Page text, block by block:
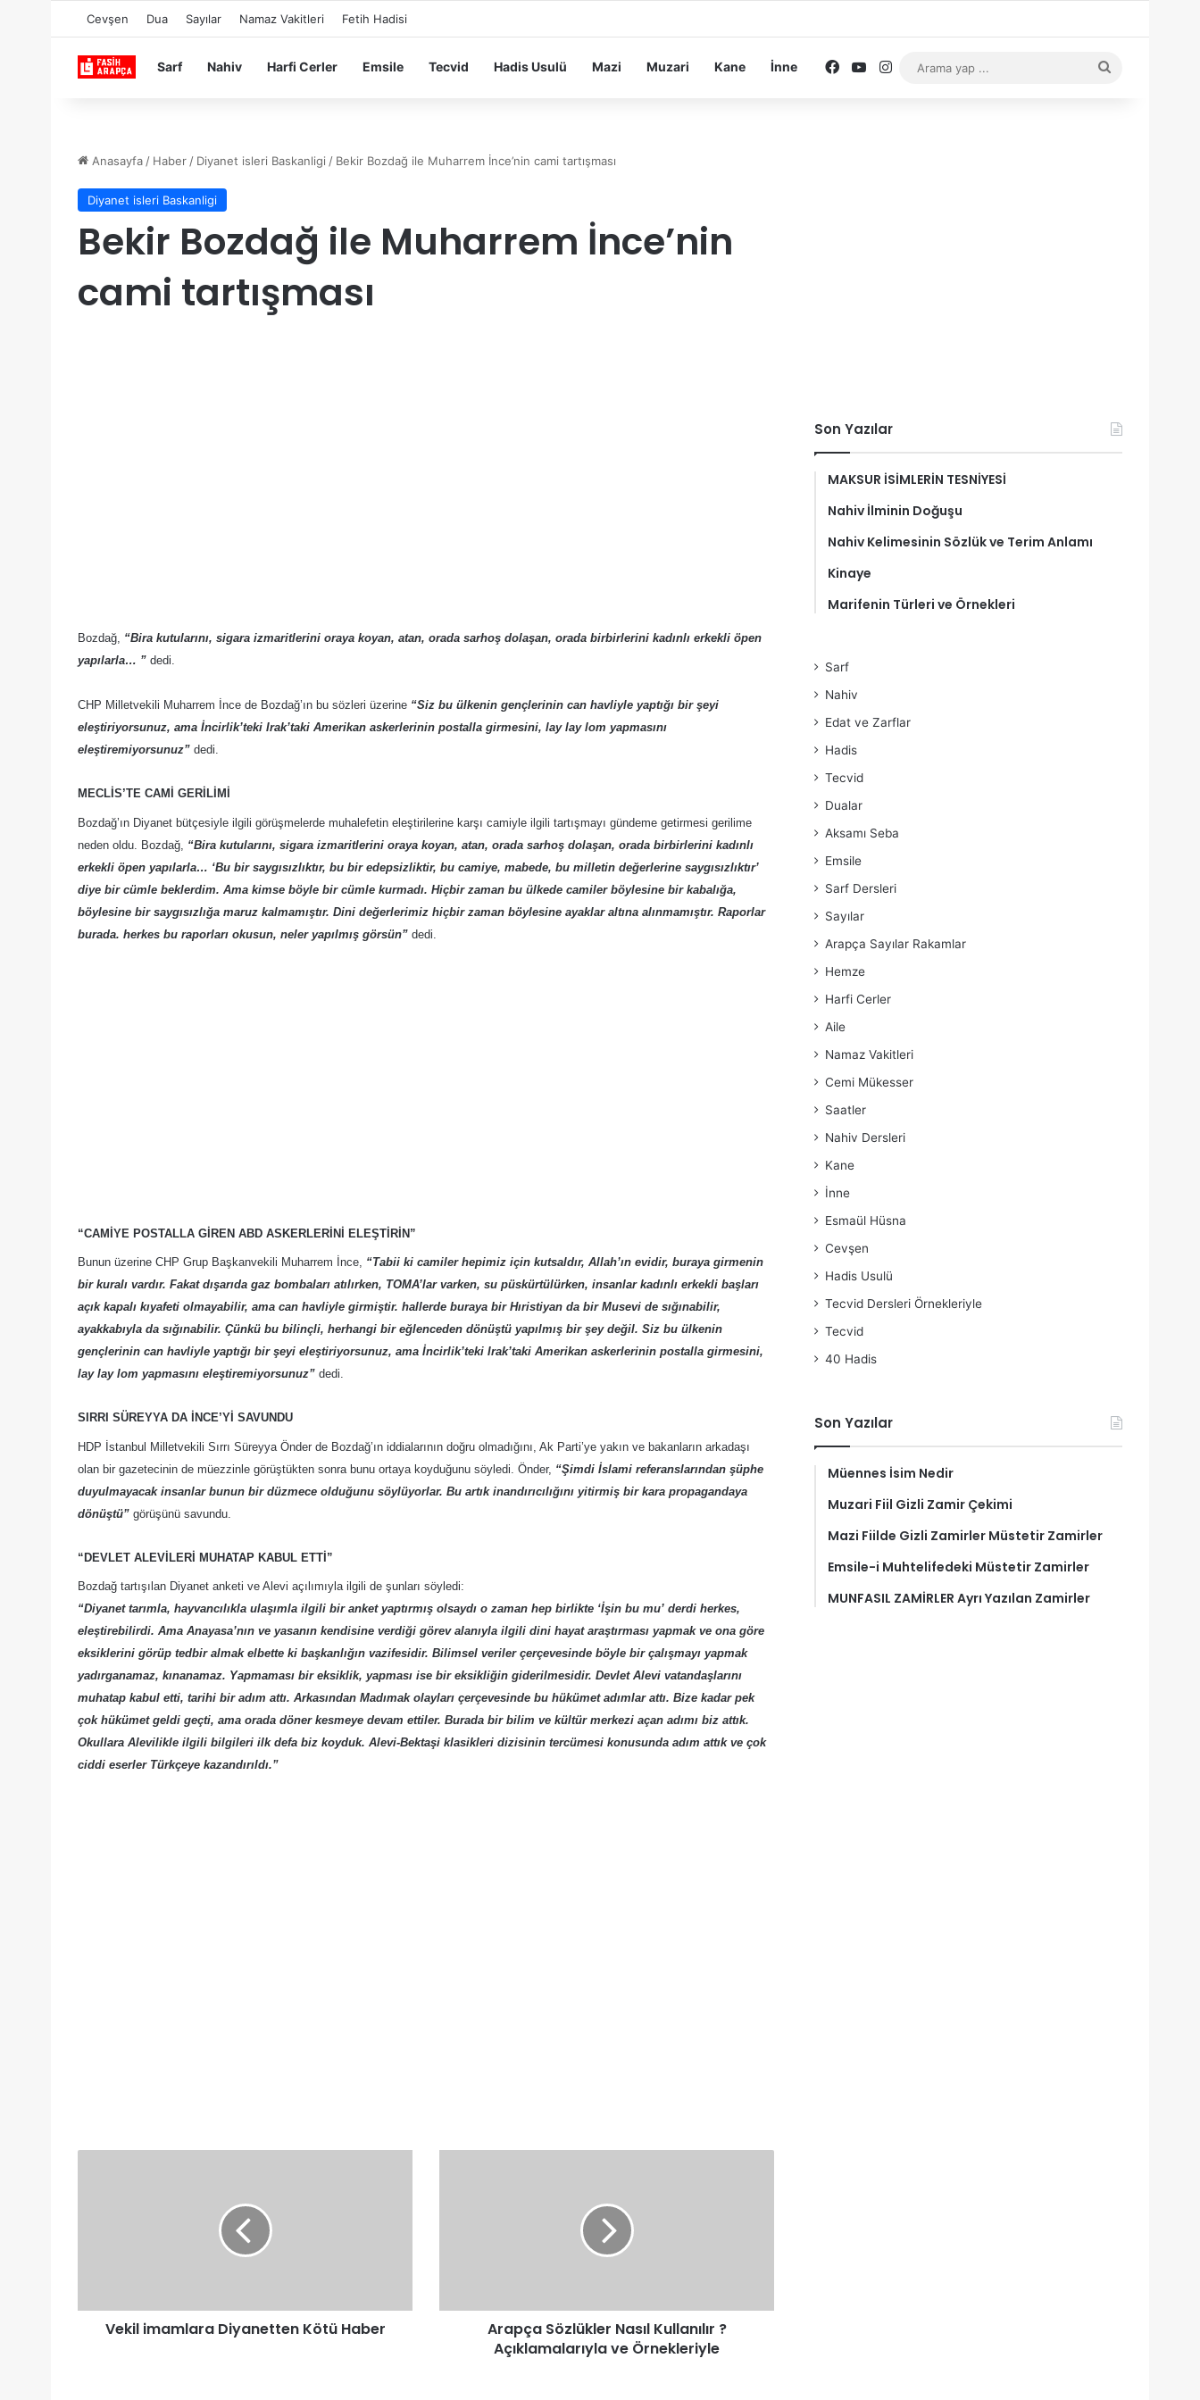
Cevşen Dua Sayılar Namaz Vakitleri Fetih Hadisi
Sarf Nahiv Harfi Cerler Emsile Tecvid Hadis Usulü Mazi Muzari Kane İnne Facebook
YouTube
Instagram
Anasayfa / Haber / Diyanet isleri Baskanligi / Bekir Bozdağ ile Muharrem İnce’nin cami tartışması
Diyanet isleri Baskanligi
Bekir Bozdağ ile Muharrem İnce’nin
cami tartışması
Bozdağ, “Bira kutularını, sigara izmaritlerini oraya koyan, atan, orada sarhoş dolaşan, orada birbirlerini kadınlı erkekli öpen
yapılarla… ” dedi.
CHP Milletvekili Muharrem İnce de Bozdağ’ın bu sözleri üzerine “Siz bu ülkenin gençlerinin can havliyle yaptığı bir şeyi
eleştiriyorsunuz, ama İncirlik’teki Irak’taki Amerikan askerlerinin postalla girmesini, lay lay lom yapmasını
eleştiremiyorsunuz” dedi.
MECLİS’TE CAMİ GERİLİMİ
Bozdağ’ın Diyanet bütçesiyle ilgili görüşmelerde muhalefetin eleştirilerine karşı camiyle ilgili tartışmayı gündeme getirmesi gerilime
neden oldu. Bozdağ, “Bira kutularını, sigara izmaritlerini oraya koyan, atan, orada sarhoş dolaşan, orada birbirlerini kadınlı
erkekli öpen yapılarla… ‘Bu bir saygısızlıktır, bu bir edepsizliktir, bu camiye, mabede, bu milletin değerlerine saygısızlıktır’
diye bir cümle beklerdim. Ama kimse böyle bir cümle kurmadı. Hiçbir zaman bu ülkede camiler böylesine bir kabalığa,
böylesine bir saygısızlığa maruz kalmamıştır. Dini değerlerimiz hiçbir zaman böylesine ayaklar altına alınmamıştır. Raporlar
burada. herkes bu raporları okusun, neler yapılmış görsün” dedi.
“CAMİYE POSTALLA GİREN ABD ASKERLERİNİ ELEŞTİRİN”
Bunun üzerine CHP Grup Başkanvekili Muharrem İnce, “Tabii ki camiler hepimiz için kutsaldır, Allah’ın evidir, buraya girmenin
bir kuralı vardır. Fakat dışarıda gaz bombaları atılırken, TOMA’lar varken, su püskürtülürken, insanlar kadınlı erkekli başları
açık kapalı kıyafeti olmayabilir, ama can havliyle girmiştir. hallerde buraya bir Hıristiyan da bir Musevi de sığınabilir,
ayakkabıyla da sığınabilir. Çünkü bu bilinçli, herhangi bir eğlenceden dönüştü yapılmış bir şey değil. Siz bu ülkenin
gençlerinin can havliyle yaptığı bir şeyi eleştiriyorsunuz, ama İncirlik’teki Irak’taki Amerikan askerlerinin postalla girmesini,
lay lay lom yapmasını eleştiremiyorsunuz” dedi.
SIRRI SÜREYYA DA İNCE’Yİ SAVUNDU
HDP İstanbul Milletvekili Sırrı Süreyya Önder de Bozdağ’ın iddialarının doğru olmadığını, Ak Parti’ye yakın ve bakanların arkadaşı
olan bir gazetecinin de müezzinle görüştükten sonra bunu ortaya koyduğunu söyledi. Önder, “Şimdi İslami referanslarından şüphe
duyulmayacak insanlar bunun bir düzmece olduğunu söylüyorlar. Bu artık inandırıcılığını yitirmiş bir kara propagandaya
dönüştü” görüşünü savundu.
“DEVLET ALEVİLERİ MUHATAP KABUL ETTİ”
Bozdağ tartışılan Diyanet anketi ve Alevi açılımıyla ilgili de şunları söyledi:
“Diyanet tarımla, hayvancılıkla ulaşımla ilgili bir anket yaptırmış olsaydı o zaman hep birlikte ‘İşin bu mu’ derdi herkes,
eleştirebilirdi. Ama Anayasa’nın ve yasanın kendisine verdiği görev alanıyla ilgili dini hayat araştırması yapmak ve ona göre
eksiklerini görüp tedbir almak elbette ki başkanlığın vazifesidir. Bilimsel veriler çerçevesinde böyle bir çalışmayı yapmak
yadırganamaz, kınanamaz. Yapmaması bir eksiklik, yapması ise bir eksikliğin giderilmesidir. Devlet Alevi vatandaşlarını
muhatap kabul etti, tarihi bir adım attı. Arkasından Madımak olayları çerçevesinde bu hükümet adımlar attı. Bize kadar pek
çok hükümet geldi geçti, ama orada döner kesmeye devam ettiler. Burada bir bilim ve kültür merkezi açan adımı biz attık.
Okullara Alevilikle ilgili bilgileri ilk defa biz koyduk. Alevi-Bektaşi klasikleri dizisinin tercümesi konusunda adım attık ve çok
ciddi eserler Türkçeye kazandırıldı.”
Vekil imamlara Diyanetten Kötü Haber
Arapça Sözlükler Nasıl Kullanılır ?
Açıklamalarıyla ve Örnekleriyle
Son Yazılar
MAKSUR İSİMLERİN TESNİYESİ
Nahiv İlminin Doğuşu
Nahiv Kelimesinin Sözlük ve Terim Anlamı
Kinaye
Marifenin Türleri ve Örnekleri
Sarf
Nahiv
Edat ve Zarflar
Hadis
Tecvid
Dualar
Aksamı Seba
Emsile
Sarf Dersleri
Sayılar
Arapça Sayılar Rakamlar
Hemze
Harfi Cerler
Aile
Namaz Vakitleri
Cemi Mükesser
Saatler
Nahiv Dersleri
Kane
İnne
Esmaül Hüsna
Cevşen
Hadis Usulü
Tecvid Dersleri Örnekleriyle
Tecvid
40 Hadis
Son Yazılar
Müennes İsim Nedir
Muzari Fiil Gizli Zamir Çekimi
Mazi Fiilde Gizli Zamirler Müstetir Zamirler
Emsile-i Muhtelifedeki Müstetir Zamirler
MUNFASIL ZAMİRLER Ayrı Yazılan Zamirler